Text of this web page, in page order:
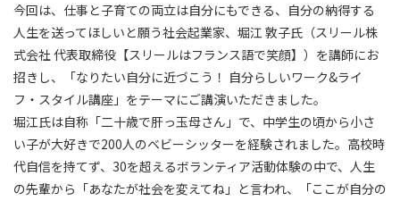
今回は、仕事と子育ての両立は自分にもできる、自分の納得する
人生を送ってほしいと願う社会起業家、堀江 敦子氏（スリール株
式会社 代表取締役【スリールはフランス語で笑顔】）を講師にお
招きし、「なりたい自分に近づこう！ 自分らしいワーク&ライ
フ・スタイル講座」をテーマにご講演いただきました。
堀江氏は自称「二十歳で肝っ玉母さん」で、中学生の頃から小さ
い子が大好きで200人のベビーシッターを経験されました。高校時
代自信を持てず、30を超えるボランティア活動体験の中で、人生
の先輩から「あなたが社会を変えてね」と言われ、「ここが自分の